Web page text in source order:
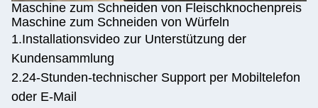
Maschine zum Schneiden von Fleischknochenpreis
Maschine zum Schneiden von Würfeln
1.Installationsvideo zur Unterstützung der
Kundensammlung
2.24-Stunden-technischer Support per Mobiltelefon
oder E-Mail